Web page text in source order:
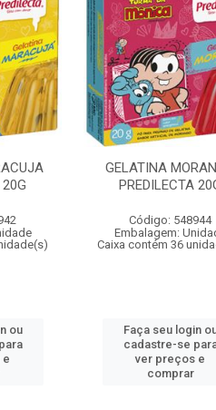
ou
e
GELATINA
PREDILECTA
Código: 548944
Embalagem:
Caixa contém 36
Faça seu login
cadastre-se
ver preços e
comprar